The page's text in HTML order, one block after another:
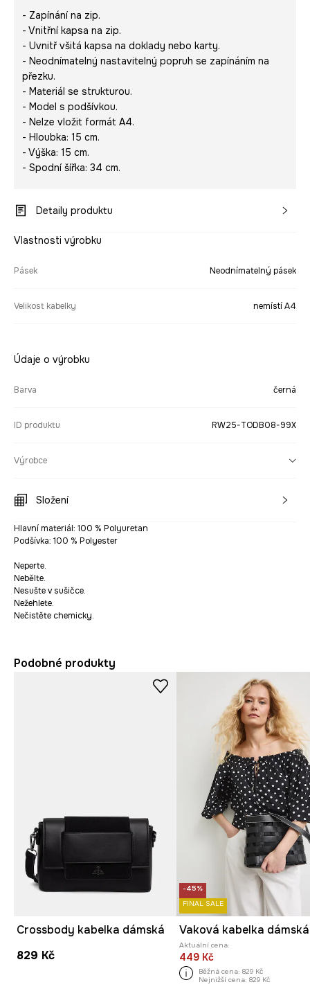
- Zapínání na zip.
- Vnitřní kapsa na zip.
- Uvnitř všitá kapsa na doklady nebo karty.
- Neodnímatelný nastavitelný popruh se zapínáním na
přezku.
- Materiál se strukturou.
- Model s podšívkou.
- Nelze vložit formát A4.
- Hloubka: 15 cm.
- Výška: 15 cm.
- Spodní šířka: 34 cm.
Detaily produktu
Vlastnosti výrobku
Pásek Neodnímatelný pásek
Velikost kabelky nemístí A4
Údaje o výrobku
Barva černá
ID produktu RW25-TODB08-99X
Výrobce
Složení
Hlavní materiál: 100 % Polyuretan
Podšívka: 100 % Polyester
Neperte.
Nebělte.
Nesušte v sušičce.
Nežehlete.
Nečistěte chemicky.
Podobné produkty
Crossbody kabelka dámská
829 Kč
-45%
FINAL SALE
Vaková kabelka dámská
Aktuální cena:
449 Kč
Běžná cena: 829 Kč
Nejnižší cena: 829 Kč